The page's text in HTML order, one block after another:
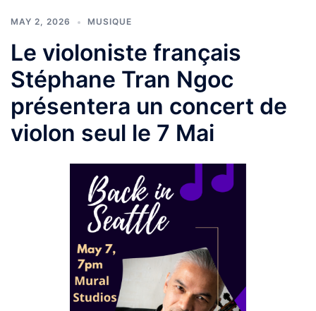
MAY 2, 2026 MUSIQUE
Le violoniste français
Stéphane Tran Ngoc
présentera un concert de
violon seul le 7 Mai